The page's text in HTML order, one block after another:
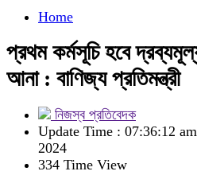
Home
প্রথম কর্মসূচি হবে
আনা : বাণিজ্য প্রতিমন্ত্রী
নিজস্ব প্রতিবেদক
Update Time : 07:36:12
2024
334 Time View